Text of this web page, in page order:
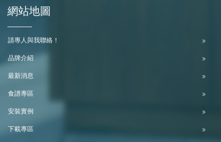
網站地圖
請專人與我聯絡！
品牌介紹
最新消息
食譜專區
安裝實例
下載專區